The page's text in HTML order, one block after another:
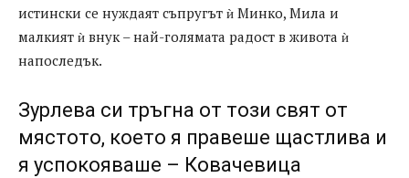
истински се нуждаят съпругът ѝ Минко, Мила и
малкият ѝ внук – най-голямата радост в живота ѝ
напоследък.
Зурлева си тръгна от този свят от
мястото, което я правеше щастлива и
я успокояваше – Ковачевица